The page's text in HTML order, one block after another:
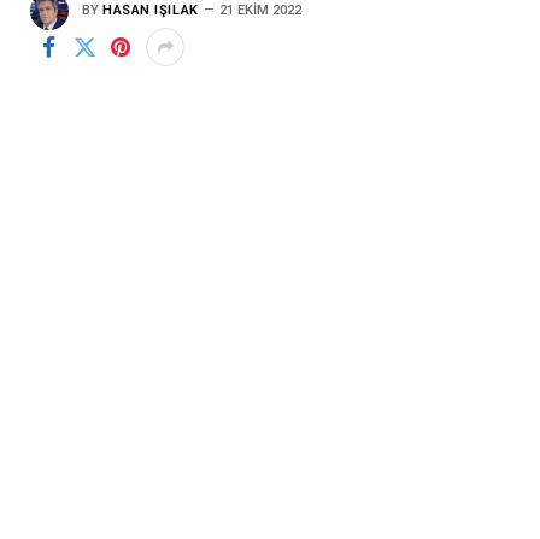
BY HASAN IŞILAK 21 EKIM 2022